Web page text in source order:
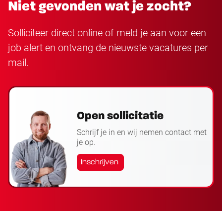
Niet gevonden wat je zocht?
Solliciteer direct online of meld je aan voor een
job alert en ontvang de nieuwste vacatures per
mail.
Open sollicitatie
Schrijf je in en wij nemen contact met
je op.
Inschrijven